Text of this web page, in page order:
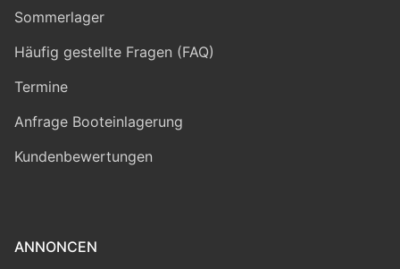
Sommerlager
Häufig gestellte Fragen (FAQ)
Termine
Anfrage Booteinlagerung
Kundenbewertungen
ANNONCEN